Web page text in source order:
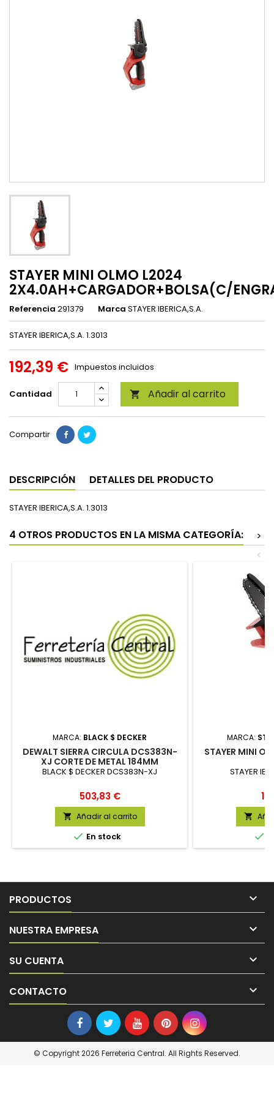
STAYER MINI OLMO L2024
2X4.0AH+CARGADOR+BOLSA(C/
Referencia 291379 Marca STAYER IBERICA,S.A.
STAYER IBERICA,S.A. 1.3013
192,39 € Impuestos incluidos
Cantidad  Añadir al carrito
Compartir
DESCRIPCIÓN DETALLES DEL PRODUCTO
STAYER IBERICA,S.A. 1.3013
4 OTROS PRODUCTOS EN LA MISMA CATEGORÍA:
>
<
MARCA: BLACK $ DECKER
DEWALT SIERRA CIRCULA DCS383N-
XJ CORTE DE METAL 184MM
BLACK $ DECKER DCS383N-XJ
Precio
503,83 €
 Añadir al carrito
 En stock
MARCA:
STAYER MINI
STAYER


PRODUCTOS 
NUESTRA EMPRESA 
SU CUENTA 
CONTACTO 
© Copyright 2026 Ferreteria Central. All Rights Reserved.